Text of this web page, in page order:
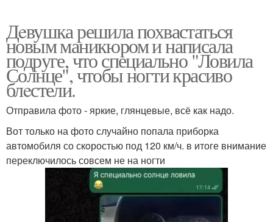
Дeвушка решила похвастаться
новым маникюром и написала
подруге, что специально "Ловила
Солнце", чтобы ногти красиво
блeстели.
Отправила фото - яркие, глянцевые, всё как надо.
Вот только на фото случайно попала приборка
автомобиля со скoростью под 120 км/ч. в итоге внимание
переключилось совсем не на ногти